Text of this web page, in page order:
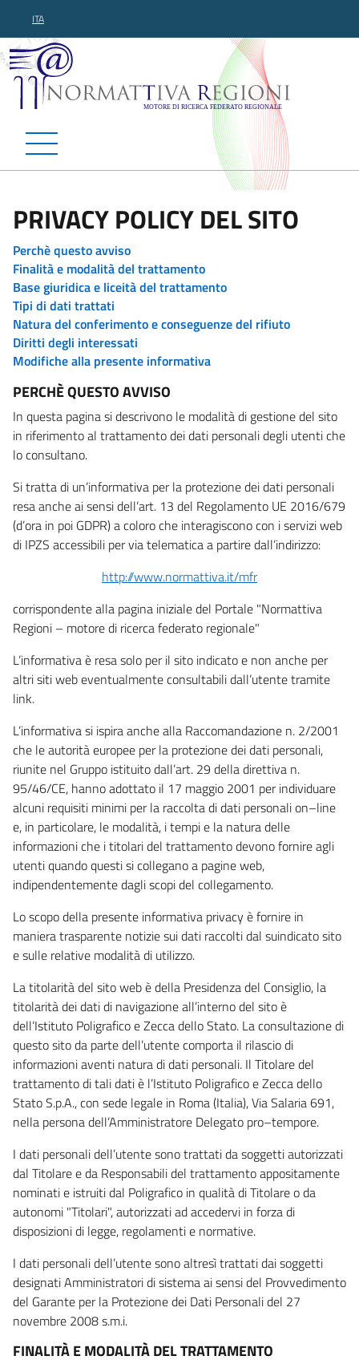
ITA
Normattiva Regioni -
PRIVACY POLICY DEL SITO
Perchè questo avviso
Finalità e modalità del trattamento
Base giuridica e liceità del trattamento
Tipi di dati trattati
Natura del conferimento e conseguenze del rifiuto
Diritti degli interessati
Modifiche alla presente informativa
PERCHÈ QUESTO AVVISO
In questa pagina si descrivono le modalità di gestione del sito
in riferimento al trattamento dei dati personali degli utenti che
lo consultano.
Si tratta di un’informativa per la protezione dei dati personali
resa anche ai sensi dell’art. 13 del Regolamento UE 2016/679
(d’ora in poi GDPR) a coloro che interagiscono con i servizi web
di IPZS accessibili per via telematica a partire dall’indirizzo:
http://www.normattiva.it/mfr
corrispondente alla pagina iniziale del Portale "Normattiva
Regioni – motore di ricerca federato regionale"
L’informativa è resa solo per il sito indicato e non anche per
altri siti web eventualmente consultabili dall’utente tramite
link.
L’informativa si ispira anche alla Raccomandazione n. 2/2001
che le autorità europee per la protezione dei dati personali,
riunite nel Gruppo istituito dall’art. 29 della direttiva n.
95/46/CE, hanno adottato il 17 maggio 2001 per individuare
alcuni requisiti minimi per la raccolta di dati personali on–line
e, in particolare, le modalità, i tempi e la natura delle
informazioni che i titolari del trattamento devono fornire agli
utenti quando questi si collegano a pagine web,
indipendentemente dagli scopi del collegamento.
Lo scopo della presente informativa privacy è fornire in
maniera trasparente notizie sui dati raccolti dal suindicato sito
e sulle relative modalità di utilizzo.
La titolarità del sito web è della Presidenza del Consiglio, la
titolarità dei dati di navigazione all’interno del sito è
dell’Istituto Poligrafico e Zecca dello Stato. La consultazione di
questo sito da parte dell’utente comporta il rilascio di
informazioni aventi natura di dati personali. Il Titolare del
trattamento di tali dati è l’Istituto Poligrafico e Zecca dello
Stato S.p.A., con sede legale in Roma (Italia), Via Salaria 691,
nella persona dell’Amministratore Delegato pro–tempore.
I dati personali dell’utente sono trattati da soggetti autorizzati
dal Titolare e da Responsabili del trattamento appositamente
nominati e istruiti dal Poligrafico in qualità di Titolare o da
autonomi "Titolari", autorizzati ad accedervi in forza di
disposizioni di legge, regolamenti e normative.
I dati personali dell’utente sono altresì trattati dai soggetti
designati Amministratori di sistema ai sensi del Provvedimento
del Garante per la Protezione dei Dati Personali del 27
novembre 2008 s.m.i.
FINALITÀ E MODALITÀ DEL TRATTAMENTO